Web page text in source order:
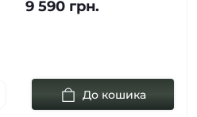
9 590 грн.
До кошика